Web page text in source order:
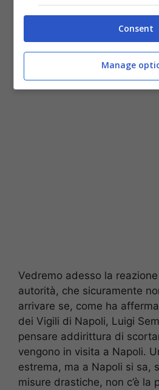
invece accade che
appostano fuori la metro o
scegliendo accuratamente
torneremo mai più a Napoli”
turista olandese vittima
Vedremo adesso la
autorità, che sicuramente
arrivare se, come ha
dei Vigili di Napoli, Luigi
pensare addirittura di
vengono in visita a Napoli.
estrema, ma a Napoli si sa,
misure drastiche, non c’è la
Consent
Manage